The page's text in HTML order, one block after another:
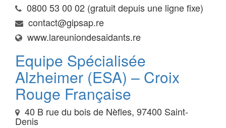
0800 53 00 02 (gratuit depuis une ligne fixe)
contact@gipsap.re
www.lareuniondesaidants.re
Equipe Spécialisée
Alzheimer (ESA) – Croix
Rouge Française
40 B rue du bois de Nèfles, 97400 Saint-
Denis